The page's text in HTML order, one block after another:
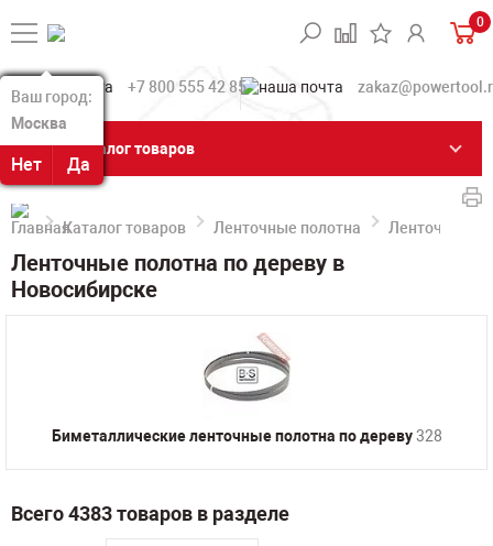
Ваш город:
Москва
Нет Да
Ваш город:
Москва
Нет Да
0
+7 800 555 42 85
Каталог товаров
Каталог товаров Ленточные полотна Ленточные
Ленточные полотна по дереву в
Новосибирске
Биметаллические ленточные полотна по дереву328
Всего 4383 товаров в разделе